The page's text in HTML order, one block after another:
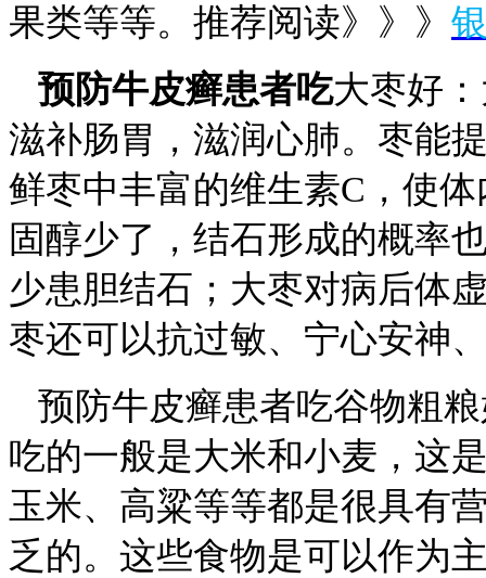
果类等等。推荐阅读》》》
预防牛皮癣患者吃大枣好
滋补肠胃，滋润心肺。枣能
鲜枣中丰富的维生素C，使
固醇少了，结石形成的概率
少患胆结石；大枣对病后体
枣还可以抗过敏、宁心安神
预防牛皮癣患者吃谷物粗
吃的一般是大米和小麦，这
玉米、高粱等等都是很具有
乏的。这些食物是可以作为